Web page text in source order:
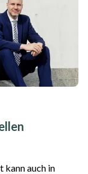
kann auch in